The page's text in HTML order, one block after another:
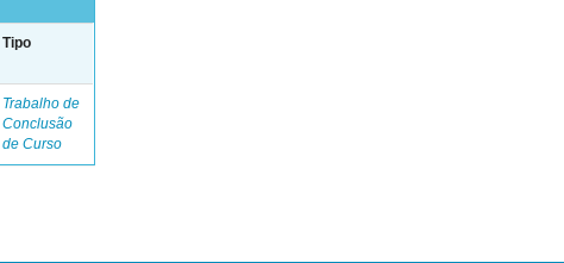
Tipo
Trabalho de
Conclusão
de Curso